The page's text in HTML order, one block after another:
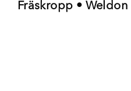
Fräskropp • Weldon